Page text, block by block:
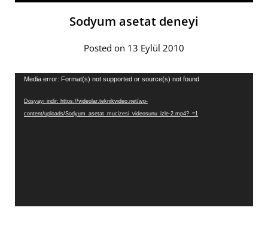
Sodyum asetat deneyi
Posted on 13 Eylül 2010
Video
Media error: Format(s) not supported or source(s) not found
Dosyayı indir: https://videolar.teknikvideo.net/wp-
content/uploads/Sodyum_asetat_mucizesi_videosunu_izle-2.mp4?_=1